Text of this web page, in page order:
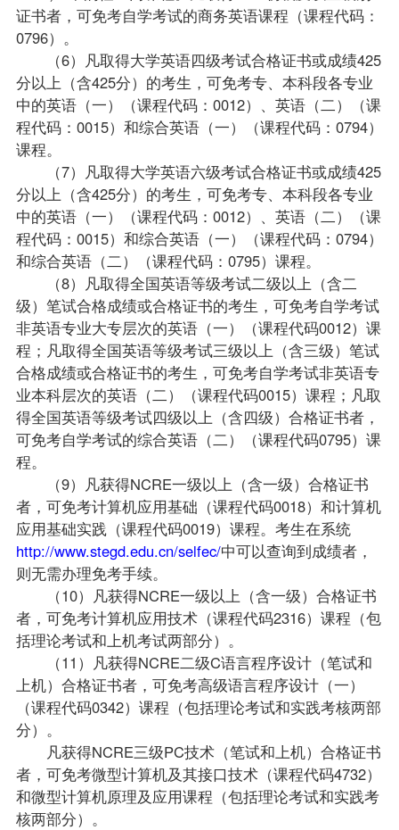
证书者，可免考自学考试的商务英语课程（课程代码：
0796）。
（6）凡取得大学英语四级考试合格证书或成绩425
分以上（含425分）的考生，可免考专、本科段各专业
中的英语（一）
（课程代码：0012）、英语（二）（课
程代码：0015）和综合英语（一）
（课程代码：0794）
课程。
（7）凡取得大学英语六级考试合格证书或成绩425
分以上（含425分）的考生，可免考专、本科段各专业
中的英语（一）（课程代码：0012）、英语（二）（课
程代码：0015）和综合英语（一）（课程代码：0794）
和综合英语（二）
（课程代码：0795）课程。
（8）凡取得全国英语等级考试二级以上（含二
级）笔试合格成绩或合格证书的考生，可免考自学考试
非英语专业大专层次的英语（一）（课程代码0012）课
程；凡取得全国英语等级考试三级以上（含三级）笔试
合格成绩或合格证书的考生，可免考自学考试非英语专
业本科层次的英语（二）（课程代码0015）课程；凡取
得全国英语等级考试四级以上（含四级）合格证书者，
可免考自学考试的综合英语（二）（课程代码0795）课
程。
（9）凡获得NCRE一级以上（含一级）合格证书
者，可免考计算机应用基础 （课程代码0018）和计算机
应用基础实践（课程代码0019）课程。考生在系统
http://www.stegd.edu.cn/selfec/中可以查询到成绩者，
则无需办理免考手续。
（10）凡获得NCRE一级以上（含一级）合格证书
者，可免考计算机应用技术（课程代码2316）课程（包
括理论考试和上机考试两部分）。
（11）凡获得NCRE二级C语言程序设计（笔试和
上机）合格证书者，可免考高级语言程序设计（一）
（课程代码0342）课程（包括理论考试和实践考核两部
分）。
凡获得NCRE三级PC技术（笔试和上机）合格证书
者，可免考微型计算机及其接口技术（课程代码4732）
和微型计算机原理及应用课程（包括理论考试和实践考
核两部分）。